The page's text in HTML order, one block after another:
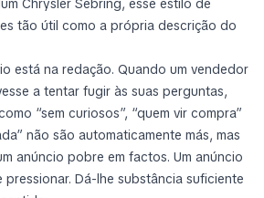
Chrysler Sebring, esse estilo de
tão útil como a própria descrição do
está na redação. Quando um vendedor
a tentar fugir às suas perguntas,
“sem curiosos”, “quem vir compra”
não são automaticamente más, mas
anúncio pobre em factos. Um anúncio
Dá-lhe substância suficiente